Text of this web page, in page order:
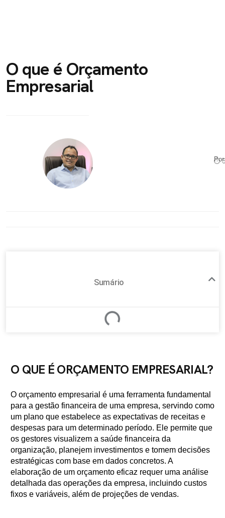
O que é Orçamento
Empresarial
⏱
Sumário
O QUE É ORÇAMENTO EMPRESARIAL?
O orçamento empresarial é uma ferramenta fundamental
para a gestão financeira de uma empresa, servindo como
um plano que estabelece as expectativas de receitas e
despesas para um determinado período. Ele permite que
os gestores visualizem a saúde financeira da
organização, planejem investimentos e tomem decisões
estratégicas com base em dados concretos. A
elaboração de um orçamento eficaz requer uma análise
detalhada das operações da empresa, incluindo custos
fixos e variáveis, além de projeções de vendas.